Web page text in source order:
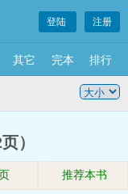
登陆 注册
其它 完本 排行
）
推荐本书